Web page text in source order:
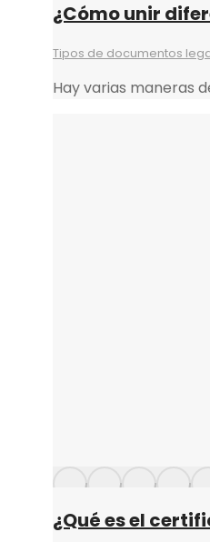
¿Cómo unir
Tipos de documentos
Hay varias maneras
¿Qué es el